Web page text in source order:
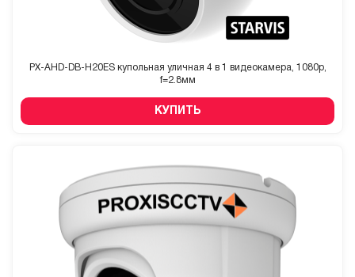
PX-AHD-DB-H20ES купольная уличная 4 в 1 видеокамера, 1080p,
f=2.8мм
КУПИТЬ